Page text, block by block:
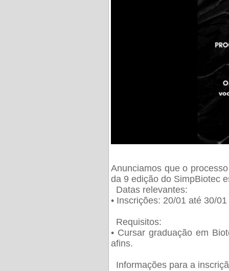
Anunciamos que o
da 9 edição do SimpBiotec
Datas relevantes:
• Inscrições: 20/01 até 30/01
Requisitos:
• Cursar graduação em
afins.
Informações para a